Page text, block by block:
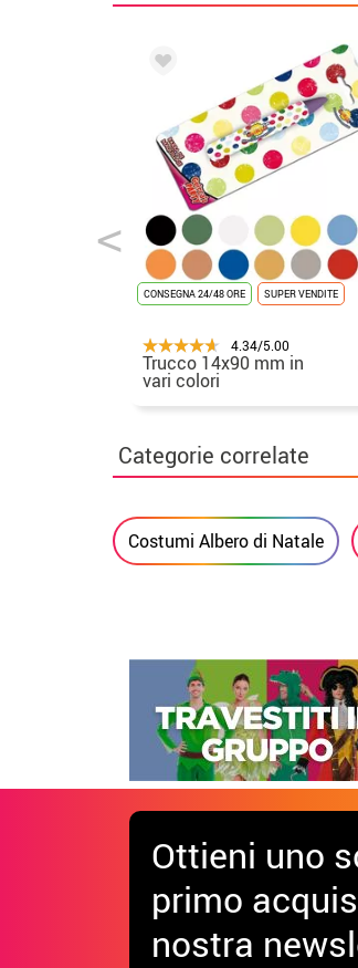
CONSEGNA 24/48 ORE SUPER VENDITE
4.34/5.00
Trucco 14x90 mm in
vari colori
Categorie correlate
Costumi Albero di Natale
Ottieni uno
primo
nostra